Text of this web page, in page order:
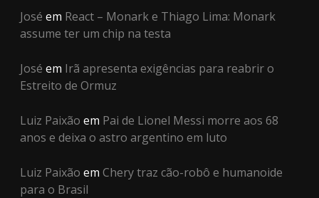
José em React – Monark e Thiago Lima: Monark
assume ter um chip na testa
José em Irã apresenta exigências para reabrir o
Estreito de Ormuz
Luiz Paixão em Pai de Lionel Messi morre aos 68
anos e deixa o astro argentino em luto
Luiz Paixão em Chery traz cão-robô e humanoide
para o Brasil